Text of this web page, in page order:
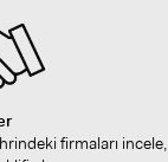
firmaları incele,